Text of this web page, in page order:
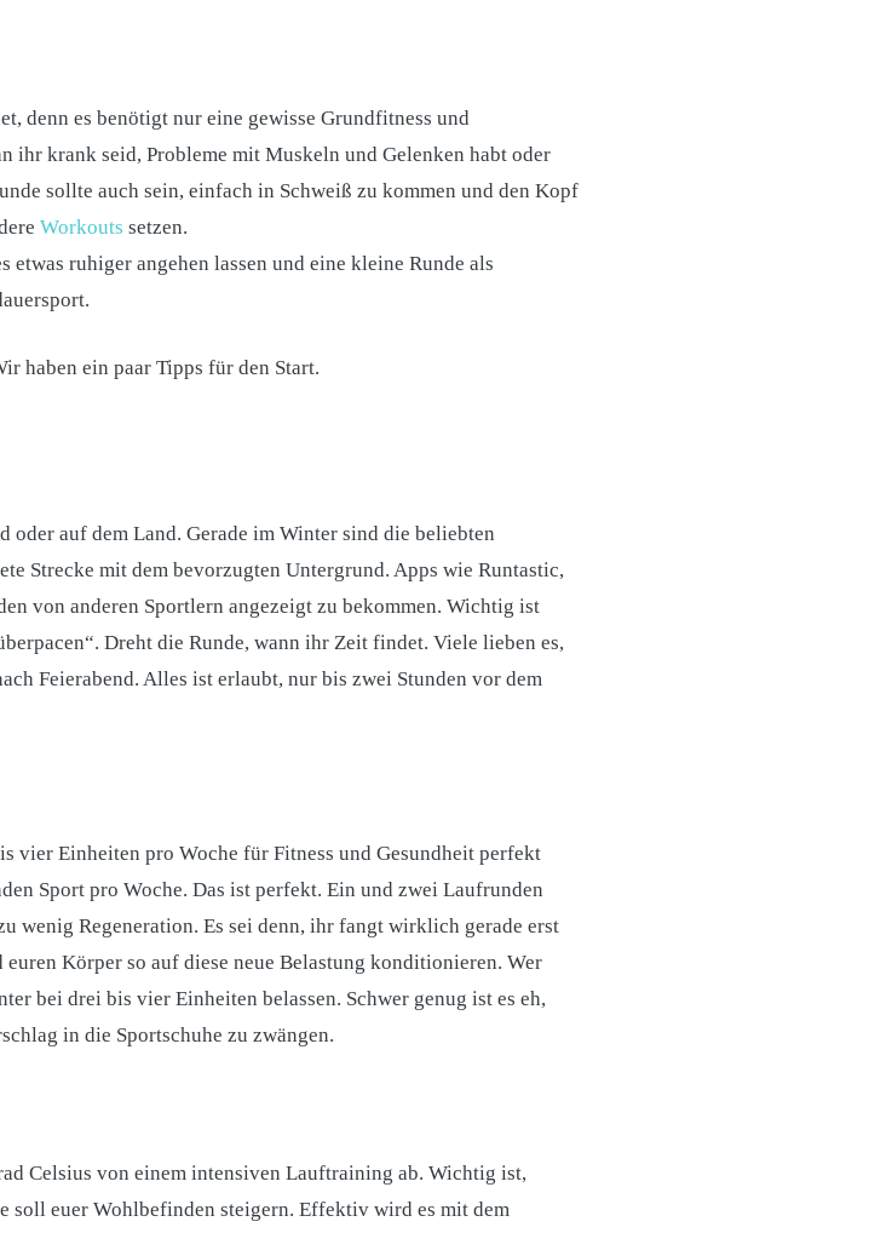
denn es benötigt nur eine gewisse Grundfitness und
krank seid, Probleme mit Muskeln und Gelenken habt oder
sollte auch sein, einfach in Schweiß zu kommen und den Kopf
Workouts setzen.
ruhiger angehen lassen und eine kleine Runde als
oder auf dem Land. Gerade im Winter sind die beliebten
Strecke mit dem bevorzugten Untergrund. Apps wie Runtastic,
von anderen Sportlern angezeigt zu bekommen. Wichtig ist
Dreht die Runde, wann ihr Zeit findet. Viele lieben es,
Feierabend. Alles ist erlaubt, nur bis zwei Stunden vor dem
vier Einheiten pro Woche für Fitness und Gesundheit perfekt
Sport pro Woche. Das ist perfekt. Ein und zwei Laufrunden
wenig Regeneration. Es sei denn, ihr fangt wirklich gerade erst
Körper so auf diese neue Belastung konditionieren. Wer
bei drei bis vier Einheiten belassen. Schwer genug ist es eh,
in die Sportschuhe zu zwängen.
Celsius von einem intensiven Lauftraining ab. Wichtig ist,
soll euer Wohlbefinden steigern. Effektiv wird es mit dem